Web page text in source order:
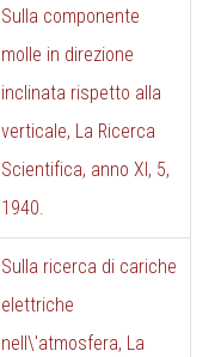
Sulla componente
molle in direzione
inclinata rispetto alla
verticale, La Ricerca
Scientifica, anno XI, 5,
1940.
Sulla ricerca di cariche
elettriche
nell\'atmosfera, La